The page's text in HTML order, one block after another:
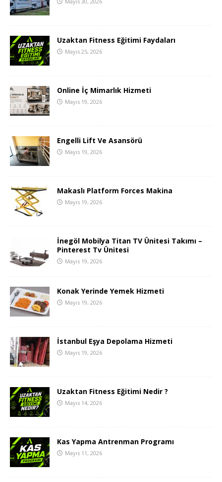
Uzaktan Fitness Eğitimi Faydaları
Mayıs 25, 2026
Online İç Mimarlık Hizmeti
Mayıs 19, 2026
Engelli Lift Ve Asansörü
Mayıs 19, 2026
Makaslı Platform Forces Makina
Mayıs 19, 2026
İnegöl Mobilya Titan TV Ünitesi Takımı –
Pinterest Tv Ünitesi
Mayıs 19, 2026
Konak Yerinde Yemek Hizmeti
Mayıs 19, 2026
İstanbul Eşya Depolama Hizmeti
Mayıs 19, 2026
Uzaktan Fitness Eğitimi Nedir ?
Mayıs 14, 2026
Kas Yapma Antrenman Programı
Mayıs 11, 2026